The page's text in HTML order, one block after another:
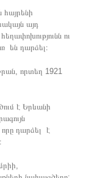
այդ
ու
են դարձել։
որտեղ 1921
է Երևանի
դարձել է